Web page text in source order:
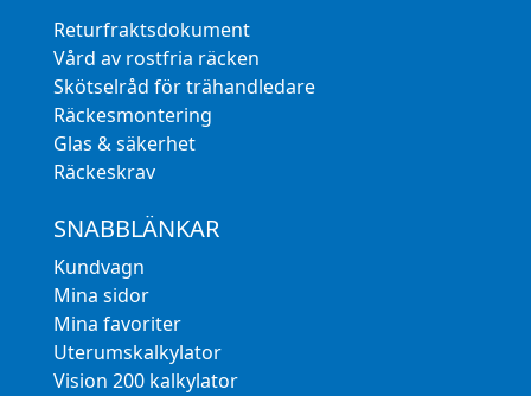
Returfraktsdokument
Vård av rostfria räcken
Skötselråd för trähandledare
Räckesmontering
Glas & säkerhet
Räckeskrav
SNABBLÄNKAR
Kundvagn
Mina sidor
Mina favoriter
Uterumskalkylator
Vision 200 kalkylator